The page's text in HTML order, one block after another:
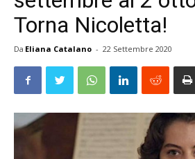
Torna Nicoletta!
Da Eliana Catalano - 22 Settembre 2020